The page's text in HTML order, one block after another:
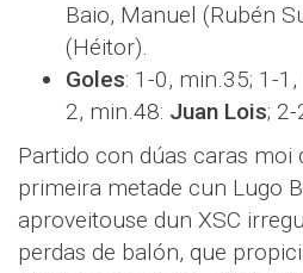
Baio, Manuel (Rubén
(Héitor).
Goles: 1-0, min.35; 1-
2, min.48: Juan Lois;
Partido con dúas caras moi
primeira metade cun Lugo
aproveitouse dun XSC
perdas de balón, que